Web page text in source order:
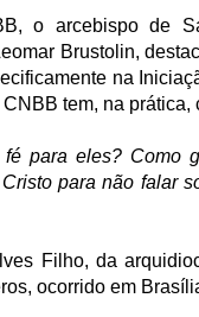
o arcebispo de
Brustolin,
na
tem, na
fé para eles? Como
para não falar
Filho, da
ocorrido em